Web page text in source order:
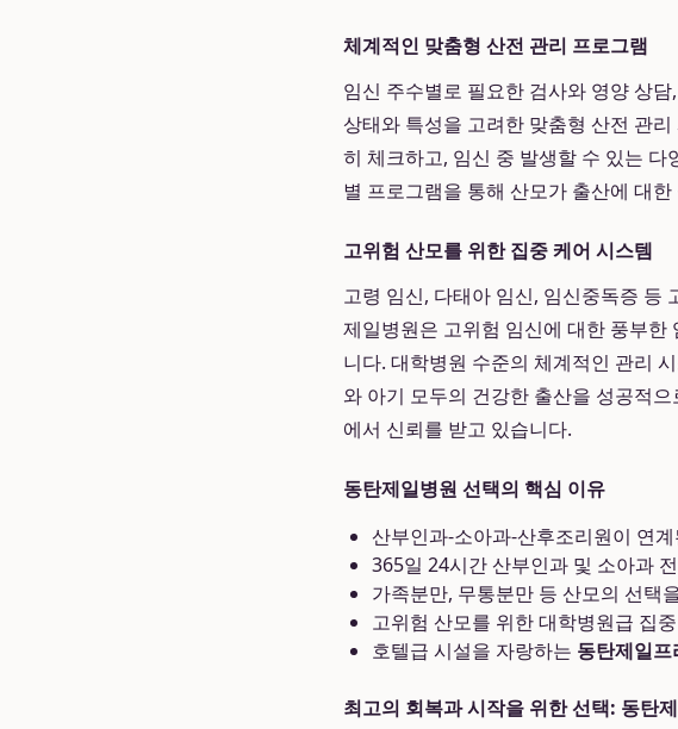
체계적인 맞춤형 산전 관리 프로그램
임신 주수별로 필요한 검사와 영양 상
상태와 특성을 고려한 맞춤형 산전 관
히 체크하고, 임신 중 발생할 수 있는
별 프로그램을 통해 산모가 출산에 대
고위험 산모를 위한 집중 케어 시스템
고령 임신, 다태아 임신, 임신중독증 등
제일병원은 고위험 임신에 대한 풍부
니다. 대학병원 수준의 체계적인 관리
와 아기 모두의 건강한 출산을 성공적
에서 신뢰를 받고 있습니다.
동탄제일병원 선택의 핵심 이유
산부인과-소아과-산후조리원이 연
365일 24시간 산부인과 및 소아과
가족분만, 무통분만 등 산모의 선택
고위험 산모를 위한 대학병원급 집
호텔급 시설을 자랑하는 동탄제일
최고의 회복과 시작을 위한 선택: 동탄